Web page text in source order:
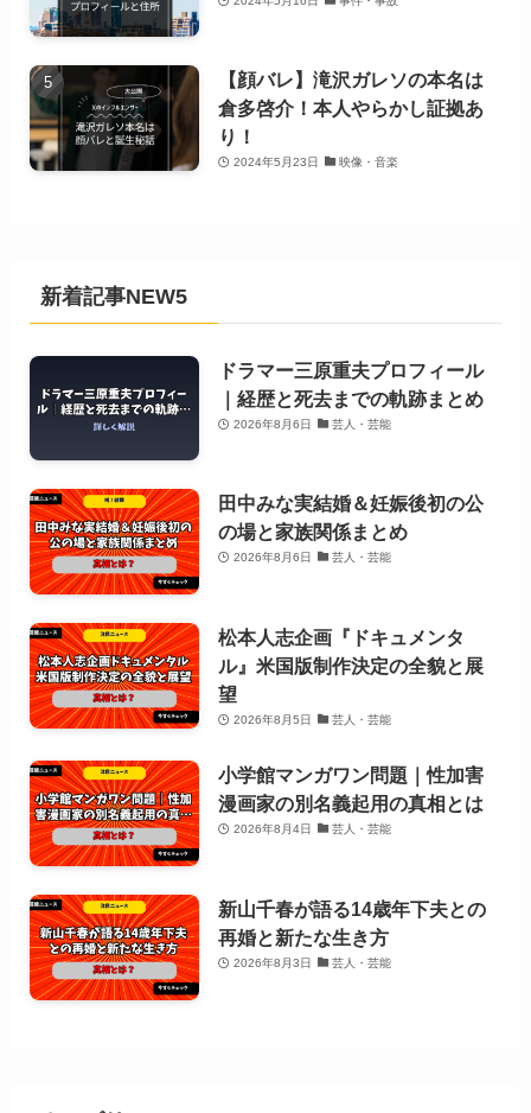
【顔バレ】滝沢ガレソの本名は
倉多啓介！本人やらかし証拠あ
り！
2024年5月23日 映像・音楽
新着記事NEW5
ドラマー三原重夫プロフィール
｜経歴と死去までの軌跡まとめ
2026年8月6日 芸人・芸能
田中みな実結婚＆妊娠後初の公
の場と家族関係まとめ
2026年8月6日 芸人・芸能
松本人志企画『ドキュメンタ
ル』米国版制作決定の全貌と展
望
2026年8月5日 芸人・芸能
小学館マンガワン問題｜性加害
漫画家の別名義起用の真相とは
2026年8月4日 芸人・芸能
新山千春が語る14歳年下夫との
再婚と新たな生き方
2026年8月3日 芸人・芸能